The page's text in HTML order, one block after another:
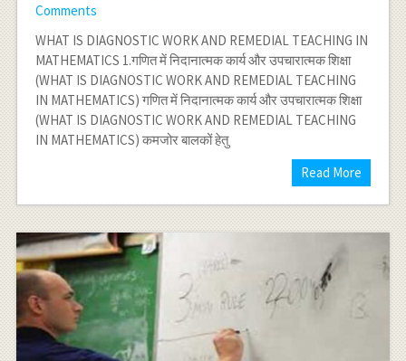
Comments
WHAT IS DIAGNOSTIC WORK AND REMEDIAL TEACHING IN
MATHEMATICS 1.गणित में निदानात्मक कार्य और उपचारात्मक शिक्षा
(WHAT IS DIAGNOSTIC WORK AND REMEDIAL TEACHING
IN MATHEMATICS) गणित में निदानात्मक कार्य और उपचारात्मक शिक्षा
(WHAT IS DIAGNOSTIC WORK AND REMEDIAL TEACHING
IN MATHEMATICS) कमजोर बालकों हेतु
Read More